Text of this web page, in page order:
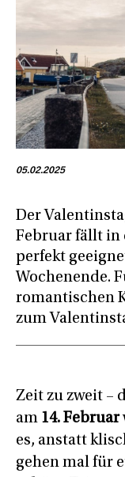
05.02.2025
Der
Februar fällt in
perfekt
Wochenende.
romantischen
zum
Zeit zu zweit –
am 14. Februar
es, anstatt
gehen mal für